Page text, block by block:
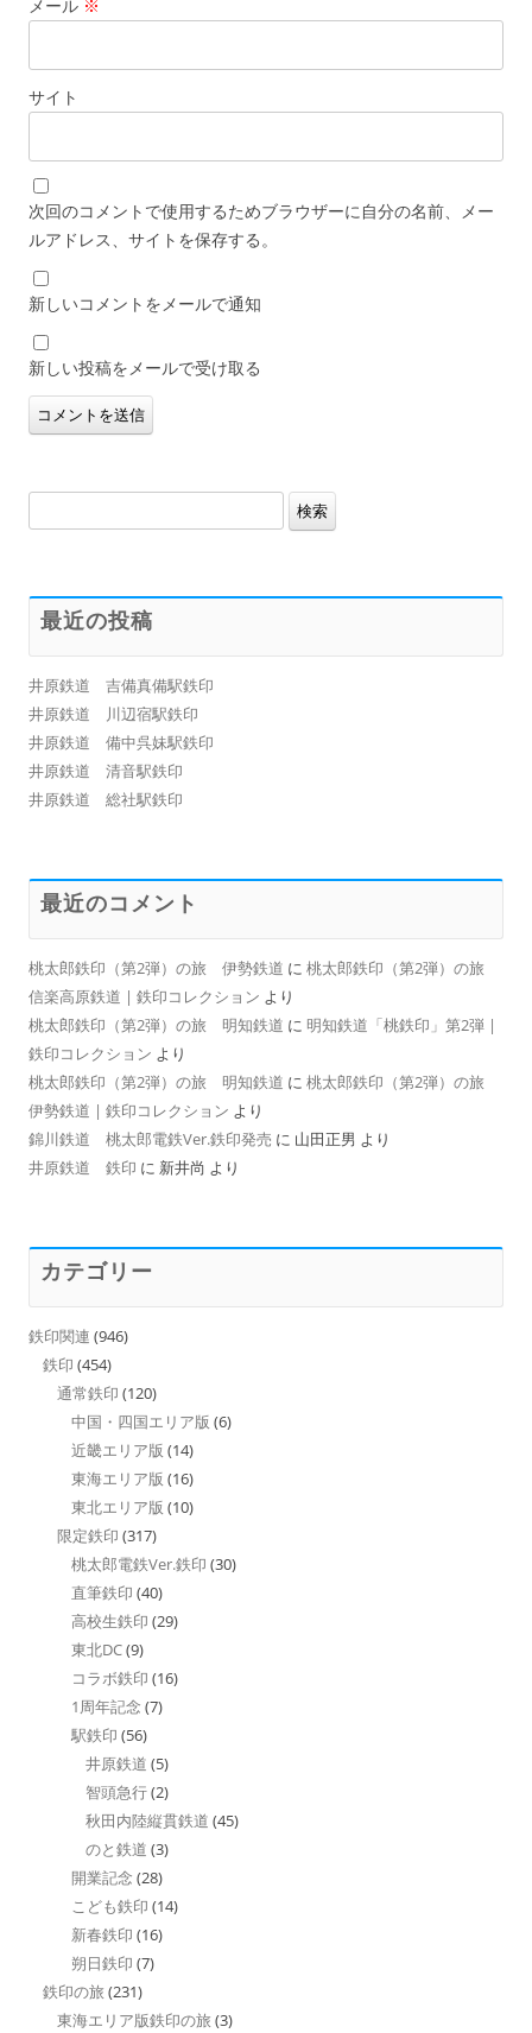
メール ※
サイト
次回のコメントで使用するためブラウザーに自分の名前、メー
ルアドレス、サイトを保存する。
新しいコメントをメールで通知
新しい投稿をメールで受け取る
索:
最近の投稿
井原鉄道 吉備真備駅鉄印
井原鉄道 川辺宿駅鉄印
井原鉄道 備中呉妹駅鉄印
井原鉄道 清音駅鉄印
井原鉄道 総社駅鉄印
最近のコメント
桃太郎鉄印（第2弾）の旅 伊勢鉄道 に 桃太郎鉄印（第2弾）の旅
信楽高原鉄道 | 鉄印コレクション より
桃太郎鉄印（第2弾）の旅 明知鉄道 に 明知鉄道「桃鉄印」第2弾 |
鉄印コレクション より
桃太郎鉄印（第2弾）の旅 明知鉄道 に 桃太郎鉄印（第2弾）の旅
伊勢鉄道 | 鉄印コレクション より
錦川鉄道 桃太郎電鉄Ver.鉄印発売 に 山田正男 より
井原鉄道 鉄印 に 新井尚 より
カテゴリー
鉄印関連 (946)
鉄印 (454)
通常鉄印 (120)
中国・四国エリア版 (6)
近畿エリア版 (14)
東海エリア版 (16)
東北エリア版 (10)
限定鉄印 (317)
桃太郎電鉄Ver.鉄印 (30)
直筆鉄印 (40)
高校生鉄印 (29)
東北DC(9)
コラボ鉄印 (16)
1周年記念 (7)
駅鉄印 (56)
井原鉄道 (5)
智頭急行(2)
秋田内陸縦貫鉄道 (45)
のと鉄道 (3)
開業記念 (28)
こども鉄印 (14)
新春鉄印 (16)
朔日鉄印 (7)
鉄印の旅 (231)
東海エリア版鉄印の旅 (3)